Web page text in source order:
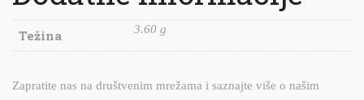
Težina 3.60 g
Zapratite nas na društvenim mrežama i saznajte više o našim